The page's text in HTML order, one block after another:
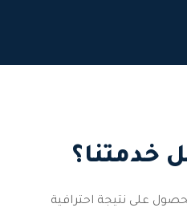
خدمتنا؟
على نتيجة احترافية